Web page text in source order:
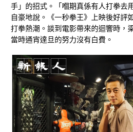
手」的招式。「嗰期真係有人打拳去
自豪地說。《一秒拳王》上映後好評
打拳熱潮。談到電影帶來的迴響時，
當時通宵達旦的努力沒有白費。